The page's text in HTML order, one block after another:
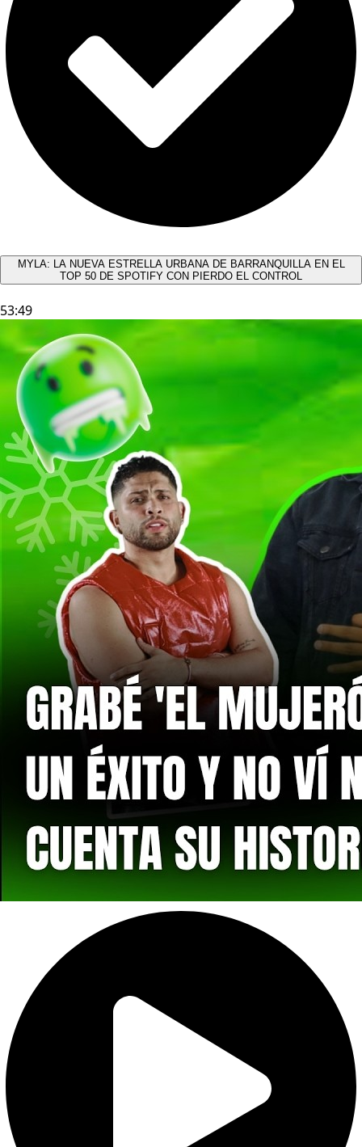
MYLA: LA NUEVA ESTRELLA URBANA DE BARRANQUILLA EN EL
TOP 50 DE SPOTIFY CON PIERDO EL CONTROL
53:49